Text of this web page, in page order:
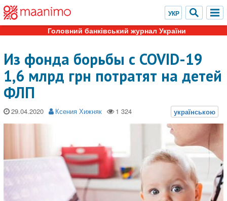
Головний банківський журнал України
Из фонда борьбы с COVID-19
1,6 млрд грн потратят на детей
ФЛП
29.04.2020 Ксения Хижняк